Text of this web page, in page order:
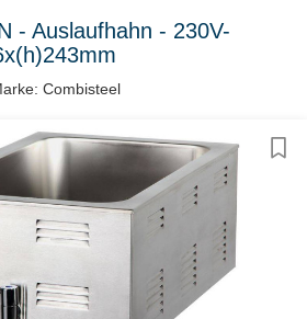
- Auslaufhahn - 230V-
Combisteel